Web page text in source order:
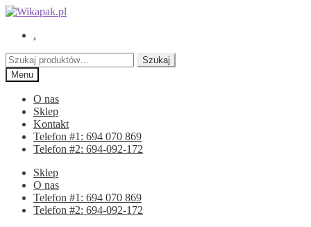
Przejdź
nawigacji
Przejdź
treści
.
Szukaj:
Szukaj
Menu
O nas
Sklep
Kontakt
Telefon #1: 694 070 869
Telefon #2: 694-092-172
Sklep
O nas
Telefon #1: 694 070 869
Telefon #2: 694-092-172